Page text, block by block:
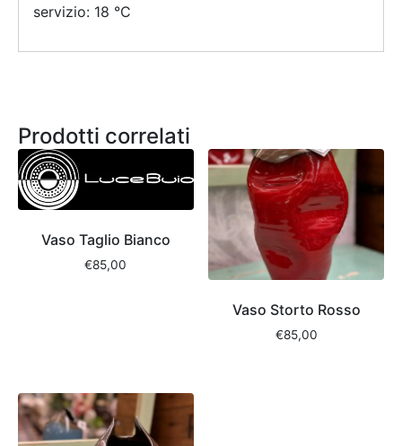
servizio: 18 °C
Prodotti correlati
Vaso Taglio Bianco
€85,00
Vaso Storto Rosso
€85,00